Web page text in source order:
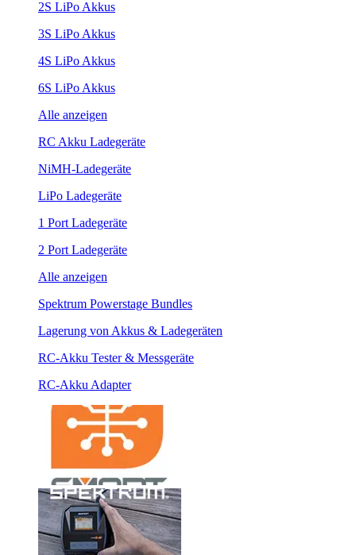
2S LiPo Akkus
3S LiPo Akkus
4S LiPo Akkus
6S LiPo Akkus
Alle anzeigen
RC Akku Ladegeräte
NiMH-Ladegeräte
LiPo Ladegeräte
1 Port Ladegeräte
2 Port Ladegeräte
Alle anzeigen
Spektrum Powerstage Bundles
Lagerung von Akkus & Ladegeräten
RC-Akku Tester & Messgeräte
RC-Akku Adapter